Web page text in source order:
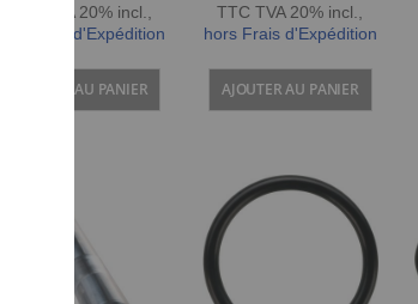
TTC TVA 20% incl.
hors Frais d'Expédition
AJOUTER AU PANIER
TTC TVA 20% incl.
hors Frais d'Expédition
AJOUTER AU PANIER